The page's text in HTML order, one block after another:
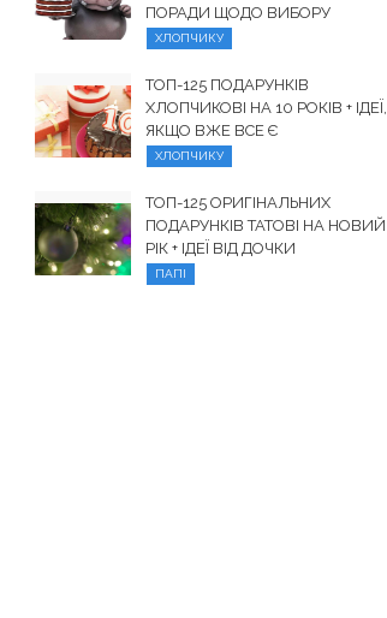
ПОРАДИ ЩОДО ВИБОРУ
ХЛОПЧИКУ
ТОП-125 ПОДАРУНКІВ
ХЛОПЧИКОВІ НА 10 РОКІВ + ІДЕЇ,
ЯКЩО ВЖЕ ВСЕ Є
ХЛОПЧИКУ
ТОП-125 ОРИГІНАЛЬНИХ
ПОДАРУНКІВ ТАТОВІ НА НОВИЙ
РІК + ІДЕЇ ВІД ДОЧКИ
ПАПІ